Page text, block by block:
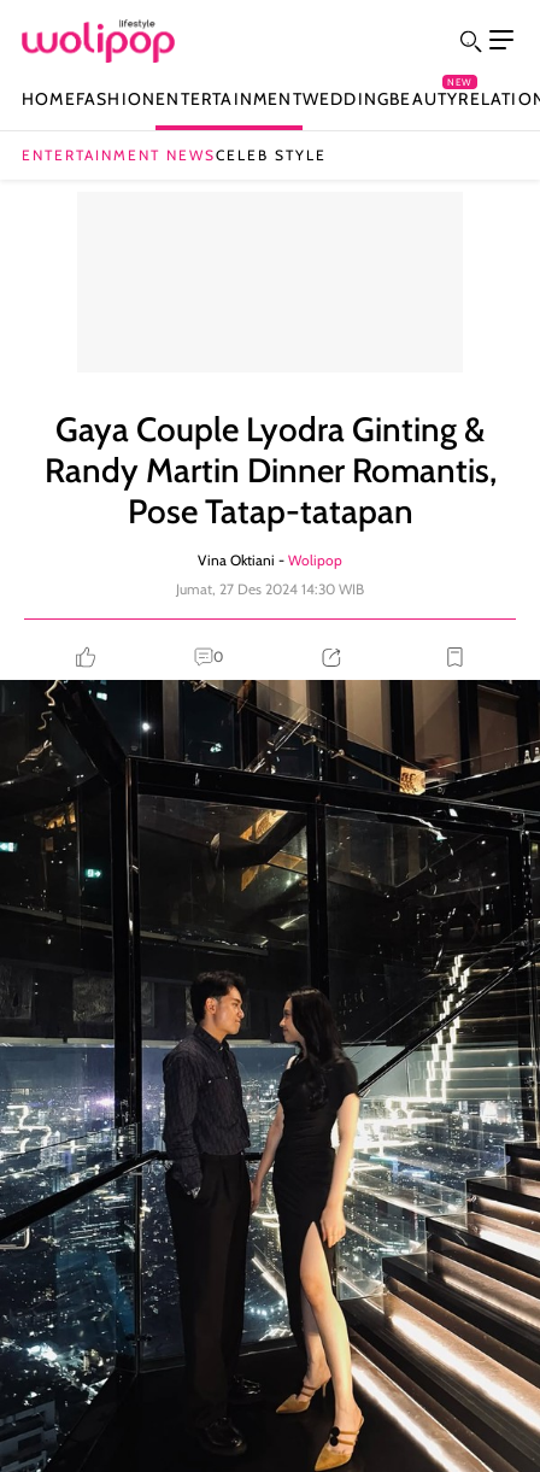
HOMEFASHIONENTERTAINMENTWEDDINGBEAUTY
NEW
ENTERTAINMENT NEWSCELEB STYLE
Gaya Couple Lyodra Ginting &
Randy Martin Dinner Romantis,
Pose Tatap-tatapan
Vina Oktiani - Wolipop
Jumat, 27 Des 2024 14:30 WIB
0